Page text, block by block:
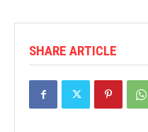
SHARE ARTICLE